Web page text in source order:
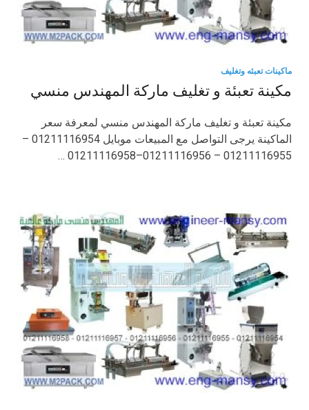
ماكينات تعبئه وتغليف
مكينة تعبئة و تغليف ماركة المهندس منسي
مكينة تعبئة و تغليف ماركة المهندس منسي لمعرفة سعر
الماكينة يرجى التواصل مع المبيعات موبايل 01211116954 –
01211116955 – 01211116956–01211116958 …